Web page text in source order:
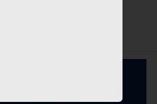
từ A đến Z